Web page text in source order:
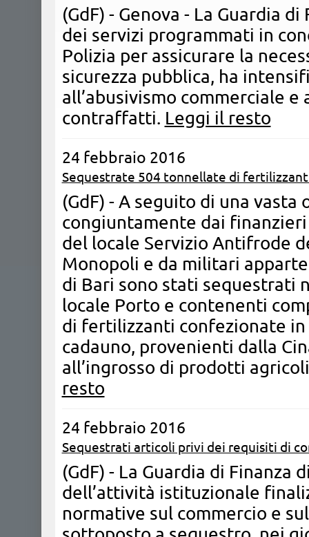
(GdF) - Genova - ​La Guardia
dei servizi programmati in
Polizia per assicurare la
sicurezza pubblica, ha
all’abusivismo commerciale
contraffatti. Leggi il resto
24 febbraio 2016
Sequestrate 504 tonnellate di
(GdF) - A seguito di una
congiuntamente dai
del locale Servizio Antifrode
Monopoli e da militari
di Bari sono stati sequestrati
locale Porto e contenenti
di fertilizzanti confezionate in
cadauno, provenienti dalla
all’ingrosso di prodotti
resto
24 febbraio 2016
Sequestrati articoli privi dei requisiti di
(GdF) - La Guardia di Finanza
dell’attività istituzionale
normative sul commercio e